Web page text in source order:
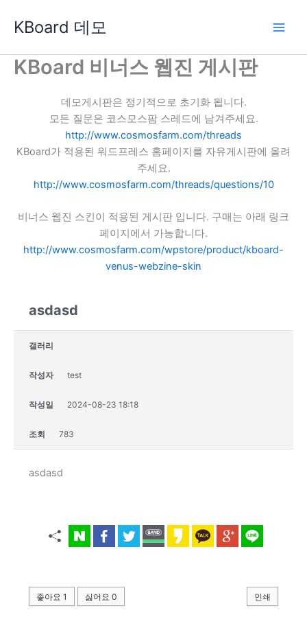
로
KBoard 데모
KBoard 비너스 웹진 게시판
데모게시판은 정기적으로 초기화 됩니다.
모든 질문은 코스모스팜 스레드에 남겨주세요.
http://www.cosmosfarm.com/threads
KBoard가 적용된 워드프레스 홈페이지를 자유게시판에 올려
주세요.
http://www.cosmosfarm.com/threads/questions/10
비너스 웹진 스킨이 적용된 게시판 입니다. 구매는 아래 링크
페이지에서 가능합니다.
http://www.cosmosfarm.com/wpstore/product/kboard-
venus-webzine-skin
asdasd
갤러리
작성자 test
작성일 2024-08-23 18:18
조회 783
asdasd
좋아요 1 싫어요 0 인쇄